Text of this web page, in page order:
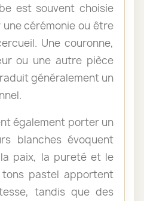
est souvent choisie
cérémonie ou être
Une couronne,
ou une autre pièce
généralement un
également porter un
blanches évoquent
paix, la pureté et le
tons pastel apportent
tandis que des